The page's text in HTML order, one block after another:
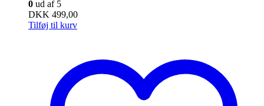
0 ud af 5
DKK 499,00
Tilføj til kurv